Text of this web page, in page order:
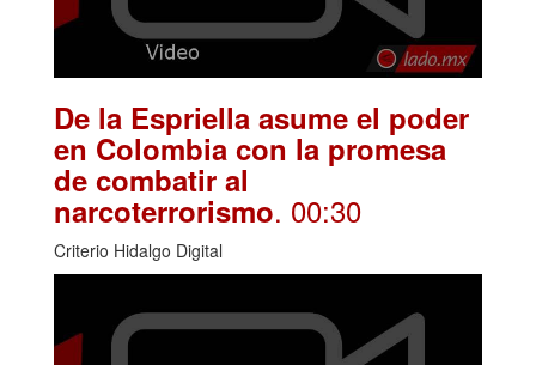
De la Espriella asume el poder
en Colombia con la promesa
de combatir al
narcoterrorismo. 00:30
Criterio Hidalgo Digital